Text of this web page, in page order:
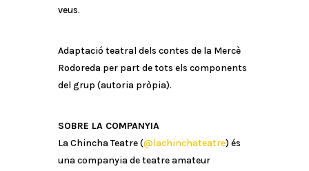
veus.
Adaptació teatral dels contes de la Mercè
Rodoreda per part de tots els components
del grup (autoria pròpia).
SOBRE LA COMPANYIA
La Chincha Teatre (@lachinchateatre) és
una companyia de teatre amateur